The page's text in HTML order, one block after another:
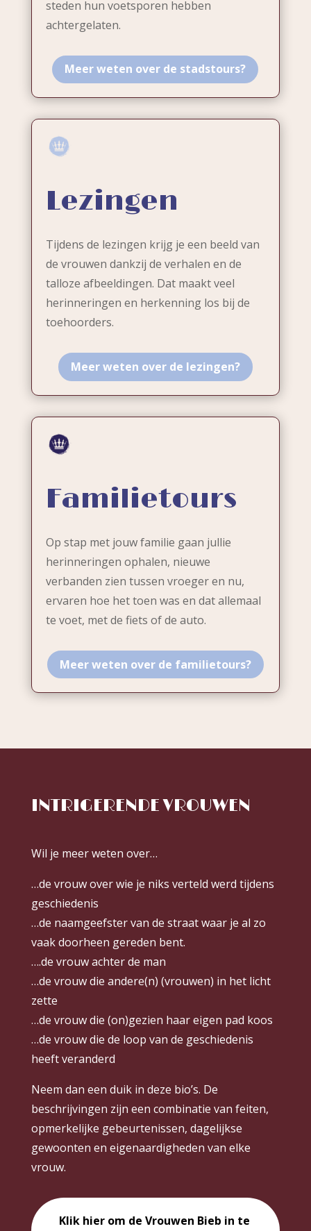
steden hun voetsporen hebben
achtergelaten.
Meer weten over de stadstours?
Lezingen
Tijdens de lezingen krijg je een beeld van
de vrouwen dankzij de verhalen en de
talloze afbeeldingen. Dat maakt veel
herinneringen en herkenning los bij de
toehoorders.
Meer weten over de lezingen?
Familietours
Op stap met jouw familie gaan jullie
herinneringen ophalen, nieuwe
verbanden zien tussen vroeger en nu,
ervaren hoe het toen was en dat allemaal
te voet, met de fiets of de auto.
Meer weten over de familietours?
INTRIGERENDE VROUWEN
Wil je meer weten over…
…de vrouw over wie je niks verteld werd tijdens
geschiedenis
…de naamgeefster van de straat waar je al zo
vaak doorheen gereden bent.
….de vrouw achter de man
…de vrouw die andere(n) (vrouwen) in het licht
zette
…de vrouw die (on)gezien haar eigen pad koos
…de vrouw die de loop van de geschiedenis
heeft veranderd
Neem dan een duik in deze bio’s. De
beschrijvingen zijn een combinatie van feiten,
opmerkelijke gebeurtenissen, dagelijkse
gewoonten en eigenaardigheden van elke
vrouw.
Klik hier om de Vrouwen Bieb in te